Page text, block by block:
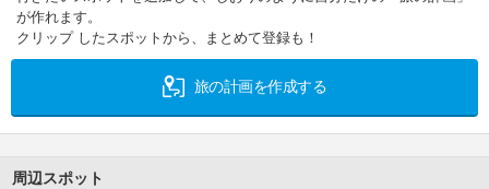
が作れます。
クリップ したスポットから、まとめて登録も！
旅の計画を作成する
周辺スポット